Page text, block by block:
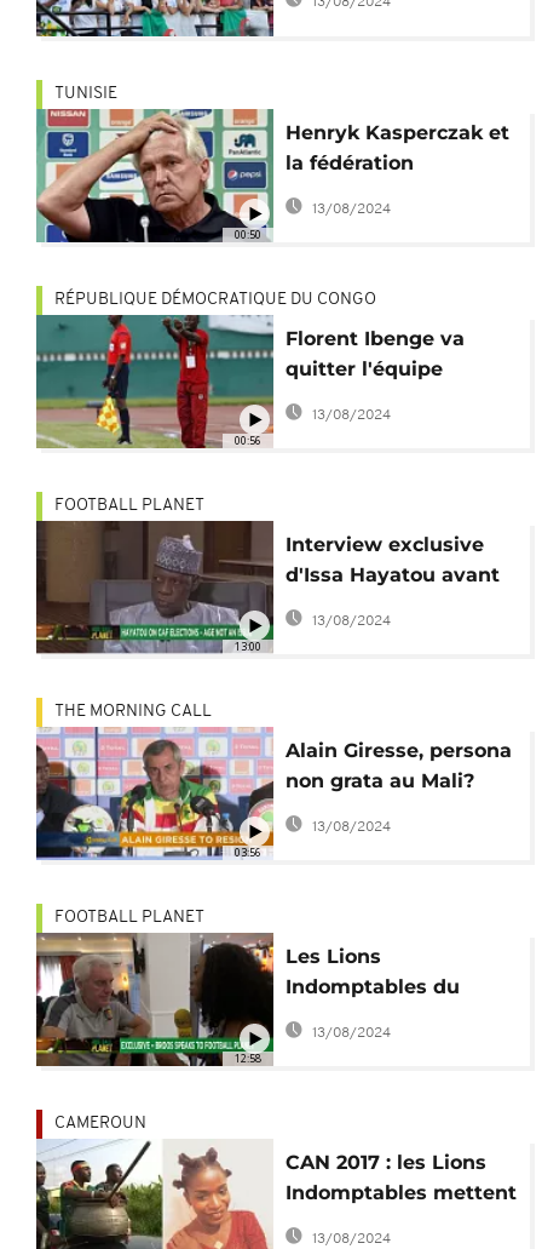
13/08/2024
00:50
TUNISIE
Henryk Kasperczak et
la fédération
tunisienne de football
en instance de divorce
13/08/2024
00:56
RÉPUBLIQUE DÉMOCRATIQUE DU CONGO
Florent Ibenge va
quitter l'équipe
nationale de la RDC
13/08/2024
13:00
FOOTBALL PLANET
Interview exclusive
d'Issa Hayatou avant
les élections à la CAF
[Football Planet]
13/08/2024
03:56
THE MORNING CALL
Alain Giresse, persona
non grata au Mali?
[The Mornign Call]
13/08/2024
12:58
FOOTBALL PLANET
Les Lions
Indomptables du
Cameroun, champions
d'Afrique parlent des
13/08/2024
CAMEROUN
CAN 2017 : les Lions
Indomptables mettent
Chantal Biya ''dans la
13/08/2024